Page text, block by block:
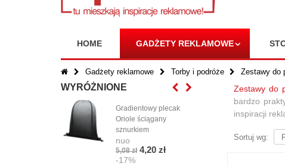
HOME GADŻETY REKLAMOWE
Gadżety reklamowe Torby i podróże Zestawy do
Zestawy do
bardzo
inspiracji
Sortuj wg:
WYRÓŻNIONE
Gradientowy plecak
Oriole ściągany
sznurkiem
nuo
5,08 zł 4,20 zł
-17%
Gadżety
KEY
TAPE
nuo